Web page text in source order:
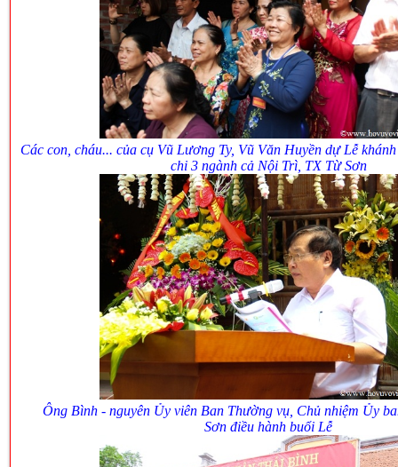
Các con, cháu... của cụ Vũ Lương Ty, Vũ Văn Huyền dự Lễ
chi 3 ngành cả Nội Trì, TX Từ Sơn
Ông Bình - nguyên Ủy viên Ban Thường vụ, Chủ nhiệm Ủy
Sơn điều hành buổi Lễ